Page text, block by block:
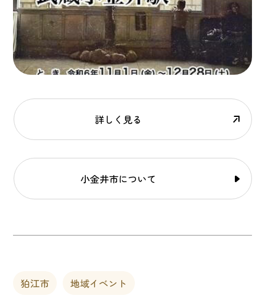
詳しく見る
小金井市について
狛江市 地域イベント